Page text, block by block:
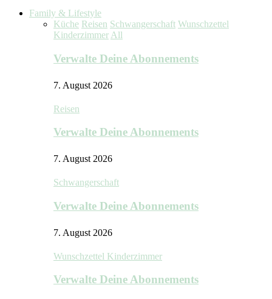
Family & Lifestyle
Küche Reisen Schwangerschaft Wunschzettel
Kinderzimmer All
Verwalte Deine Abonnements
7. August 2026
Reisen
Verwalte Deine Abonnements
7. August 2026
Schwangerschaft
Verwalte Deine Abonnements
7. August 2026
Wunschzettel Kinderzimmer
Verwalte Deine Abonnements